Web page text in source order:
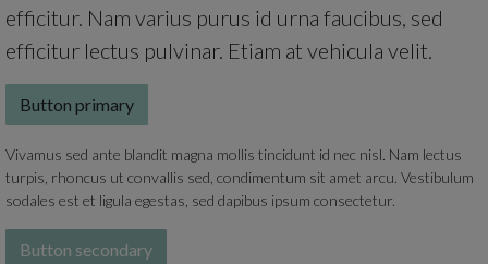
efficitur. Nam varius purus id urna faucibus, sed
efficitur lectus pulvinar. Etiam at vehicula velit.
Button primary
Vivamus sed ante blandit magna mollis tincidunt id nec nisl. Nam lectus
turpis, rhoncus ut convallis sed, condimentum sit amet arcu. Vestibulum
sodales est et ligula egestas, sed dapibus ipsum consectetur.
Button secondary